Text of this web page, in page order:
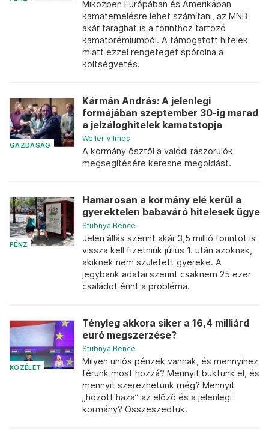
Miközben Európában és Amerikában
kamatemelésre lehet számítani, az MNB
akár faraghat is a forinthoz tartozó
kamatprémiumból. A támogatott hitelek
miatt ezzel rengeteget spórolna a
költségvetés.
GAZDASÁG
Kármán András: A jelenlegi
formájában szeptember 30-ig marad
a jelzáloghitelek kamatstopja
Weiler Vilmos
A kormány ősztől a valódi rászorulók
megsegítésére keresne megoldást.
PÉNZ
Hamarosan a kormány elé kerül a
gyerektelen babaváró hitelesek ügye
Stubnya Bence
Jelen állás szerint akár 3,5 millió forintot is
vissza kell fizetniük július 1. után azoknak,
akiknek nem született gyereke. A
jegybank adatai szerint csaknem 25 ezer
családot érint a probléma.
KÖZÉLET
Tényleg akkora siker a 16,4 milliárd
euró megszerzése?
Stubnya Bence
Milyen uniós pénzek vannak, és mennyihez
férünk most hozzá? Mennyit buktunk el, és
mennyit szerezhetünk még? Mennyit
„hozott haza” az előző és a jelenlegi
kormány? Összeszedtük.